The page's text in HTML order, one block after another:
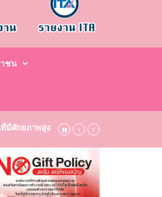
ชน
ศักยภาพสูง ระดับชมเชย (Bronze)" ประจำ